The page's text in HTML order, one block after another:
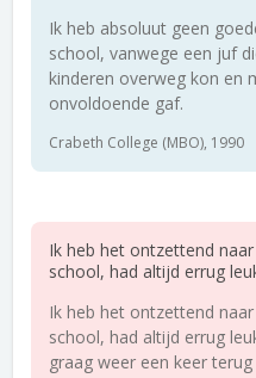
Ik heb absoluut geen
school, vanwege een juf
kinderen overweg kon en
onvoldoende gaf.
Crabeth College (MBO), 1990
Ik heb het ontzettend
school, had altijd errug
Ik heb het ontzettend
school, had altijd errug
graag weer een keer terug